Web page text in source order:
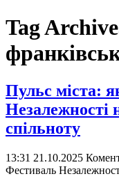
Tag
Пульс міста:
Незалежності
спільноту
13:31 21.10.2025
Фестиваль